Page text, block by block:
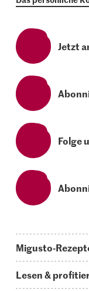
Jetzt
Folge
Migusto-
Lesen &